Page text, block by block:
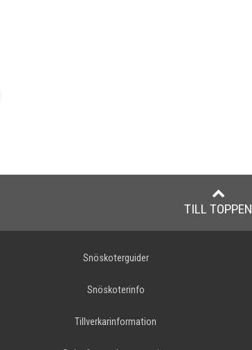
TILL TOPPEN
Snöskoterguider
Snöskoterinfo
Tillverkarinformation